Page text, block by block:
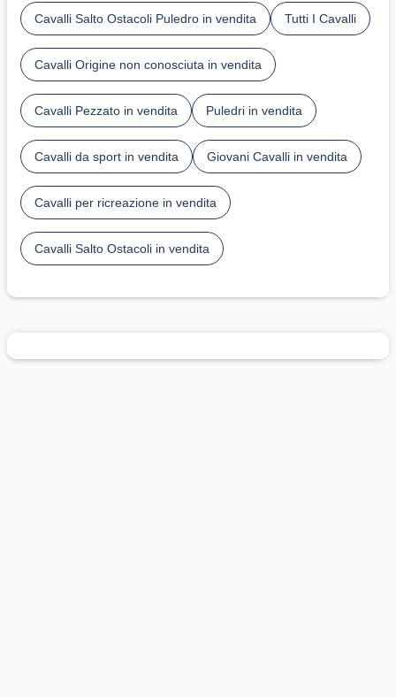
Cavalli Salto Ostacoli Puledro in vendita Tutti I Cavalli
Cavalli Origine non conosciuta in vendita
Cavalli Pezzato in vendita Puledri in vendita
Cavalli da sport in vendita Giovani Cavalli in vendita
Cavalli per ricreazione in vendita
Cavalli Salto Ostacoli in vendita